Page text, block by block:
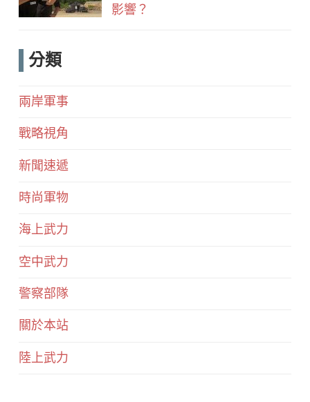
影響？
分類
兩岸軍事
戰略視角
新聞速遞
時尚軍物
海上武力
空中武力
警察部隊
關於本站
陸上武力